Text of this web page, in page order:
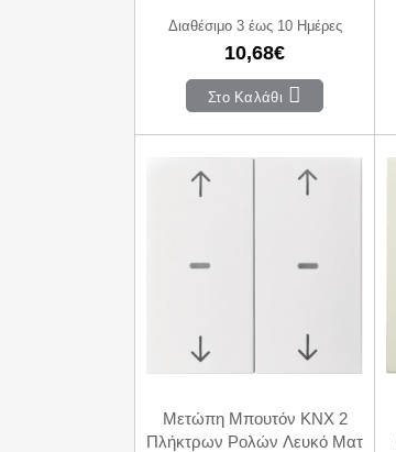
Διαθέσιμο 3 έως 10 Ημέρες
10,68€
Στο Καλάθι
Μετώπη Μπουτόν KNX 2
Πλήκτρων Ρολών Λευκό Ματ